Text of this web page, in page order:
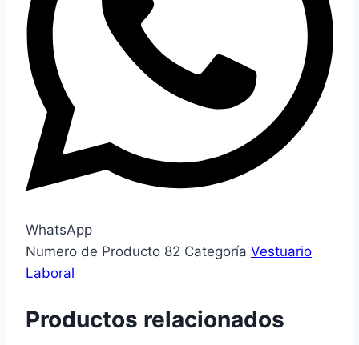
WhatsApp
Numero de Producto 82 Categoría Vestuario
Laboral
Productos relacionados